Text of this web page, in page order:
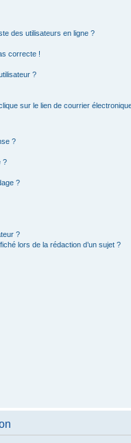
des utilisateurs en ligne ?
correcte !
?
sur le lien de courrier
?
?
?
?
lors de la rédaction d’un sujet ?